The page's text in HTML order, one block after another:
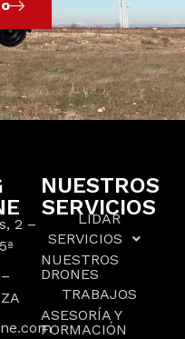
2 –
NUESTROS
SERVICIOS
LIDAR
SERVICIOS
NUESTROS
DRONES
TRABAJOS
ASESORÍA Y
FORMACIÓN